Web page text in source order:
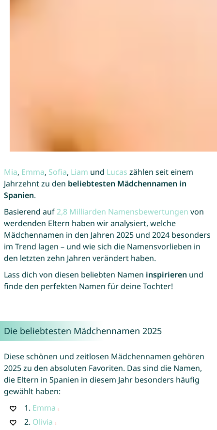
Mia, Emma, Sofia, Liam und Lucas zählen seit einem
Jahrzehnt zu den beliebtesten Mädchennamen in
Spanien.
Basierend auf2,8 Milliarden Namensbewertungen von
werdenden Eltern haben wir analysiert, welche
Mädchennamen in den Jahren 2025 und 2024 besonders
im Trend lagen – und wie sich die Namensvorlieben in
den letzten zehn Jahren verändert haben.
Lass dich von diesen beliebten Namen inspirieren und
finde den perfekten Namen für deine Tochter!
Die beliebtesten Mädchennamen 2025
Diese schönen und zeitlosen Mädchennamen gehören
2025 zu den absoluten Favoriten. Das sind die Namen,
die Eltern in Spanien in diesem Jahr besonders häufig
gewählt haben:
1. Emma
2. Olivia